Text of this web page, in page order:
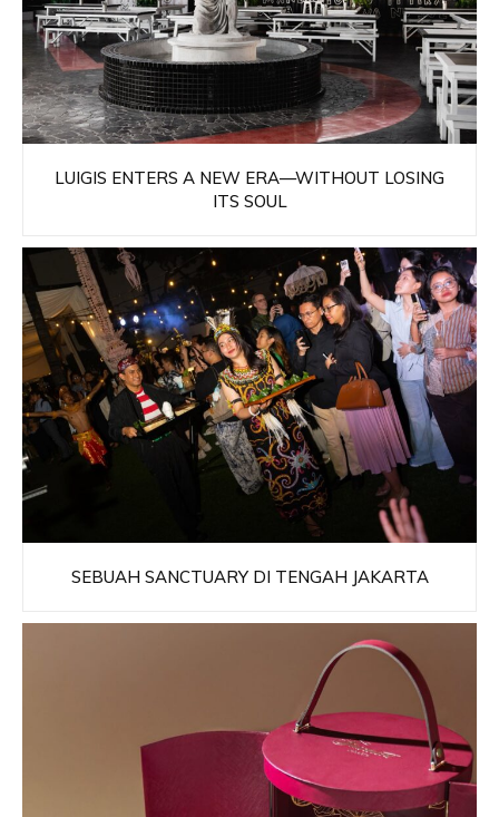
LUIGIS ENTERS A NEW ERA—WITHOUT LOSING
ITS SOUL
SEBUAH SANCTUARY DI TENGAH JAKARTA